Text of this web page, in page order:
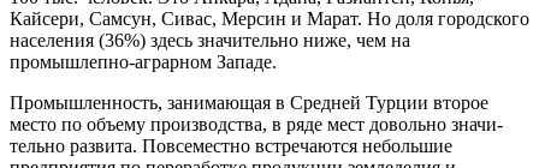
Кайсе­ри, Самсун, Сивас, Мерсин и Марат. Но доля городского
населения (36%) здесь значительно ниже, чем на
промышлепно-аграрном Западе.
Промышленность, занимающая в Сред­ней Турции второе
место по объему производства, в ряде мест довольно значи­
тельно развита. Повсеместно встречаются небольшие